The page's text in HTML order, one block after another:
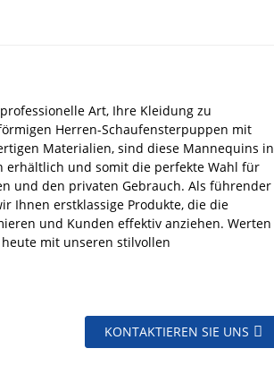
Art, Ihre Kleidung zu
Herren-Schaufensterpuppen mit
Materialien, sind diese Mannequins in
erhältlich und somit die perfekte Wahl für
und den privaten Gebrauch. Als führender
Ihnen erstklassige Produkte, die die
und Kunden effektiv anziehen. Werten
mit unseren stilvollen
KONTAKTIEREN SIE UNS